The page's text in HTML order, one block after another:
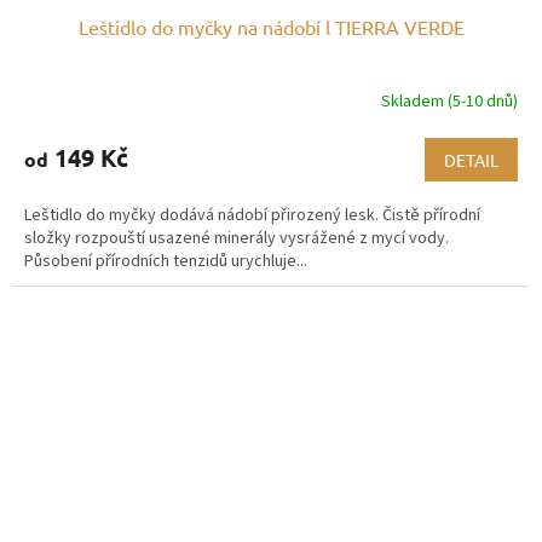
Leštidlo do myčky na nádobí l TIERRA VERDE
Skladem (5-10 dnů)
od 149 Kč DETAIL
Leštidlo do myčky dodává nádobí přirozený lesk. Čistě přírodní
složky rozpouští usazené minerály vysrážené z mycí vody.
Působení přírodních tenzidů urychluje...